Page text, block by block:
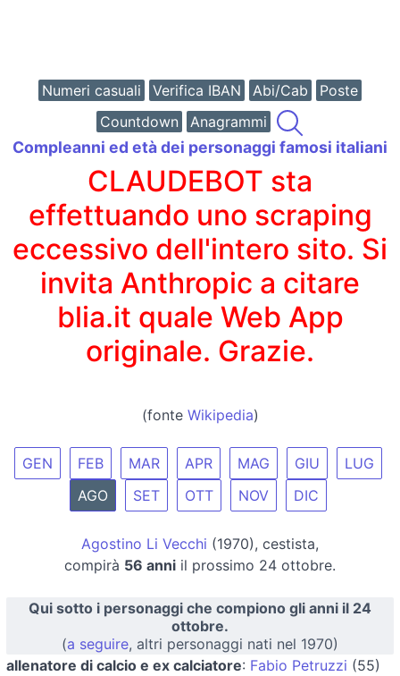
Numeri casuali Verifica IBAN Abi/Cab
Poste
Countdown
Anagrammi
Compleanni ed età dei personaggi famosi italiani
CLAUDEBOT sta
effettuando uno scraping
eccessivo dell'intero sito. Si
invita Anthropic a citare
blia.it quale Web App
originale. Grazie.
(fonte Wikipedia)
GEN FEB MAR APR MAG GIU
LUG
AGO
SET OTT NOV DIC
Agostino Li Vecchi (1970), cestista,
compirà 56 anni il prossimo 24 ottobre.
Qui sotto i personaggi che compiono gli anni il 24
ottobre.
(a seguire, altri personaggi nati nel 1970)
allenatore di calcio e ex calciatore: Fabio Petruzzi (55)